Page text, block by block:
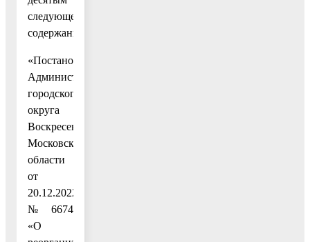
следующего
содержания:
«Постановлением
Администрации
городского
округа
Воскресенск
Московской
области
от
20.12.2022
№ 6674
«О